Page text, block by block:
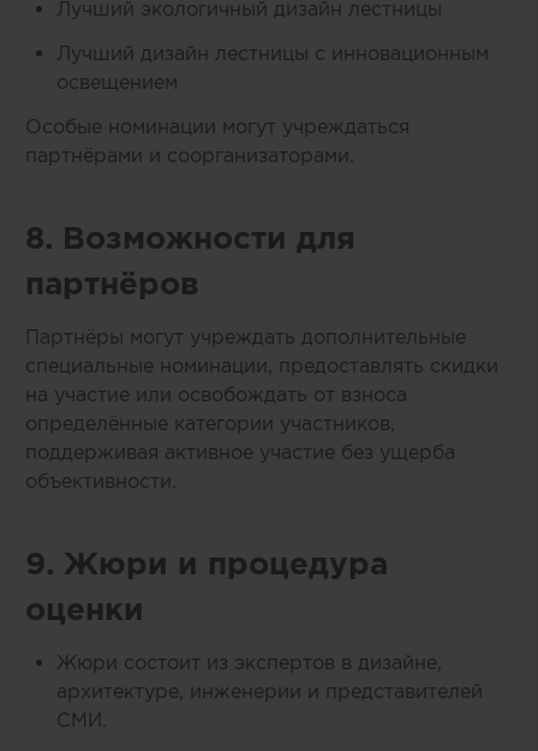
Лучший экологичный дизайн лестницы
Лучший дизайн лестницы с инновационным
освещением
Особые номинации могут учреждаться
партнёрами и соорганизаторами.
8. Возможности для
партнёров
Партнёры могут учреждать дополнительные
специальные номинации, предоставлять скидки
на участие или освобождать от взноса
определённые категории участников,
поддерживая активное участие без ущерба
объективности.
9. Жюри и процедура
оценки
Жюри состоит из экспертов в дизайне,
архитектуре, инженерии и представителей
СМИ.